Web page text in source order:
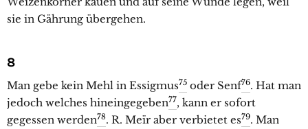
sie in Gährung übergehen.
8
Man gebe kein Mehl in Essigmus75 oder Senf76. Hat man
jedoch welches hineingegeben77, kann er sofort
gegessen werden78. R. Meïr aber verbietet es79. Man